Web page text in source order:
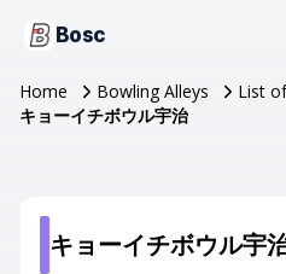
Bosc
Home Bowling Alleys
List
キョーイチボウル宇治
キョーイチボウル宇